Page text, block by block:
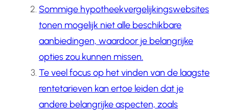
Sommige hypotheekvergelijkingswebsites
tonen mogelijk niet alle beschikbare
aanbiedingen, waardoor je belangrijke
opties zou kunnen missen.
Te veel focus op het vinden van de laagste
rentetarieven kan ertoe leiden dat je
andere belangrijke aspecten, zoals